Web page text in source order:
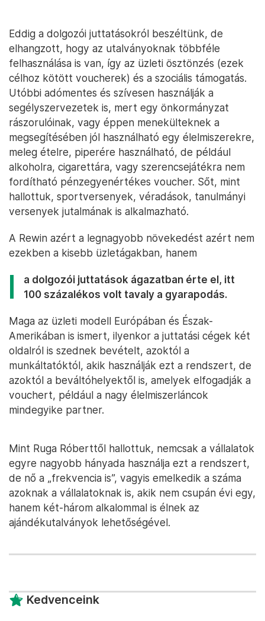
Eddig a dolgozói juttatásokról beszéltünk, de
elhangzott, hogy az utalványoknak többféle
felhasználása is van, így az üzleti ösztönzés (ezek
célhoz kötött voucherek) és a szociális támogatás.
Utóbbi adómentes és szívesen használják a
segélyszervezetek is, mert egy önkormányzat
rászorulóinak, vagy éppen menekülteknek a
megsegítésében jól használható egy élelmiszerekre,
meleg ételre, piperére használható, de például
alkoholra, cigarettára, vagy szerencsejátékra nem
fordítható pénzegyenértékes voucher. Sőt, mint
hallottuk, sportversenyek, véradások, tanulmányi
versenyek jutalmának is alkalmazható.
A Rewin azért a legnagyobb növekedést azért nem
ezekben a kisebb üzletágakban, hanem
a dolgozói juttatások ágazatban érte el, itt
100 százalékos volt tavaly a gyarapodás.
Maga az üzleti modell Európában és Észak-
Amerikában is ismert, ilyenkor a juttatási cégek két
oldalról is szednek bevételt, azoktól a
munkáltatóktól, akik használják ezt a rendszert, de
azoktól a beváltóhelyektől is, amelyek elfogadják a
vouchert, például a nagy élelmiszerláncok
mindegyike partner.
Mint Ruga Róberttől hallottuk, nemcsak a vállalatok
egyre nagyobb hányada használja ezt a rendszert,
de nő a „frekvencia is”, vagyis emelkedik a száma
azoknak a vállalatoknak is, akik nem csupán évi egy,
hanem két-három alkalommal is élnek az
ajándékutalványok lehetőségével.
Kedvenceink